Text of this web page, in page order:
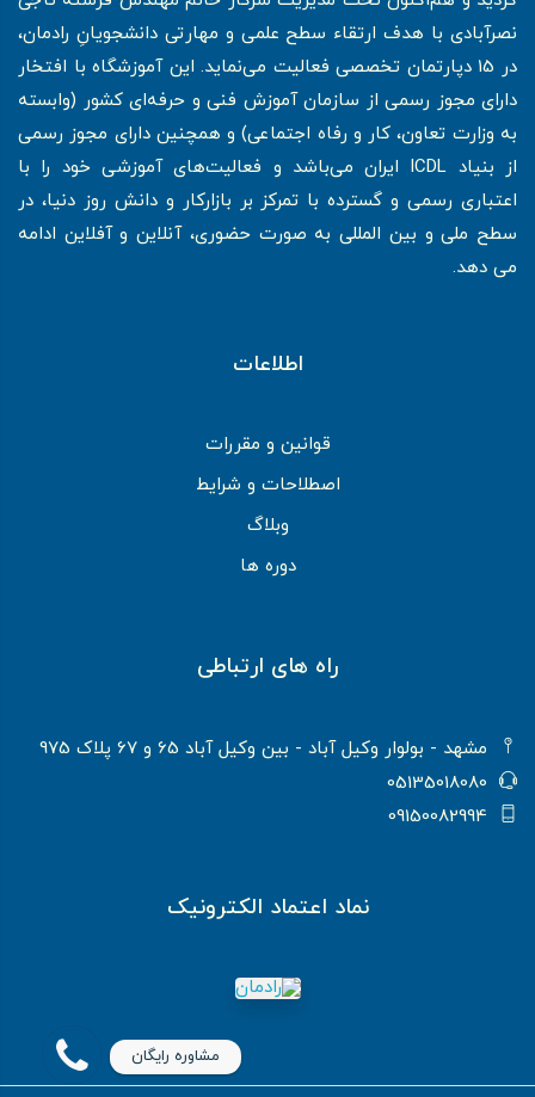
مشاوره رایگان
نصرآبادی با هدف ارتقاء سطح علمی و مهارتی دانشجویانِ رادمان،
در 15 دپارتمان تخصصی فعالیت می‌نماید. این آموزشگاه با افتخار
دارای مجوز رسمی از سازمان آموزش فنی و حرفه‌ای کشور (وابسته
به وزارت تعاون، کار و رفاه اجتماعی) و همچنین دارای مجوز رسمی
از بنیاد ICDL ایران می‌باشد و فعالیت‌های آموزشی خود را با
اعتباری رسمی و گسترده با تمرکز بر بازارکار و دانش روز دنیا، در
سطح ملی و بین المللی به صورت حضوری، آنلاین و آفلاین ادامه
می دهد.
اطلاعات
قوانین و مقررات
اصطلاحات و شرایط
وبلاگ
دوره ها
راه های ارتباطی
مشهد - بولوار وکیل آباد - بین وکیل آباد 65 و 67 پلاک 975
05135018080
09150082994
نماد اعتماد الکترونیک